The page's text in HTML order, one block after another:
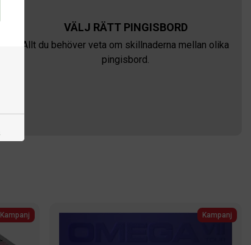
VÄLJ RÄTT PINGISBORD
Allt du behöver veta om skillnaderna mellan olika
pingisbord.
Kampanj Kampanj